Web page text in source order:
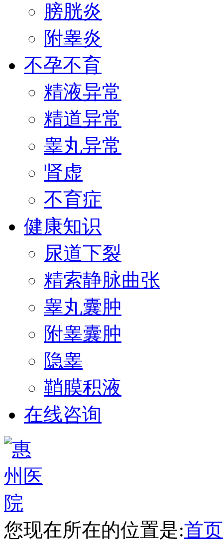
膀胱炎
附睾炎
不孕不育
精液异常
精道异常
睾丸异常
肾虚
不育症
健康知识
尿道下裂
精索静脉曲张
睾丸囊肿
附睾囊肿
隐睾
鞘膜积液
在线咨询
您现在所在的位置是:首页